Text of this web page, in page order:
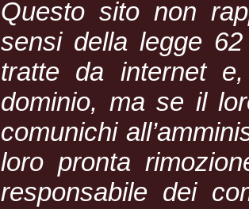
Questo sito non
sensi della legge
tratte da internet
dominio, ma se il
comunichi
loro pronta
responsabile dei